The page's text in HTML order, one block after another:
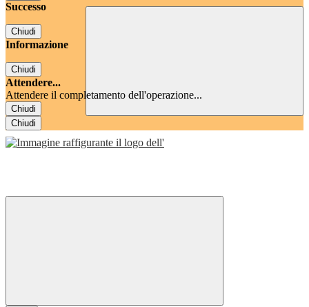
Successo
Chiudi
Informazione
Chiudi
Attendere...
Attendere il completamento dell'operazione...
Chiudi
Chiudi